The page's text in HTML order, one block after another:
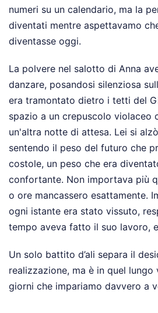
numeri su un calendario, ma la
diventati mentre aspettavamo
diventasse oggi.
La polvere nel salotto di Anna
danzare, posandosi silenziosa
era tramontato dietro i tetti del
spazio a un crepuscolo violaceo
un'altra notte di attesa. Lei si
sentendo il peso del futuro che
costole, un peso che era
confortante. Non importava più
o ore mancassero esattamente.
ogni istante era stato vissuto,
tempo aveva fatto il suo lavoro,
Un solo battito d’ali separa il
realizzazione, ma è in quel
giorni che impariamo davvero a